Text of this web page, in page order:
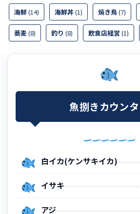
海鮮(14) 海鮮丼(1) 焼き鳥(7)
蕎麦(8) 釣り (8) 飲食店経営(1)
魚捌きカウン
白イカ(ケンサキイカ)
イサキ
アジ